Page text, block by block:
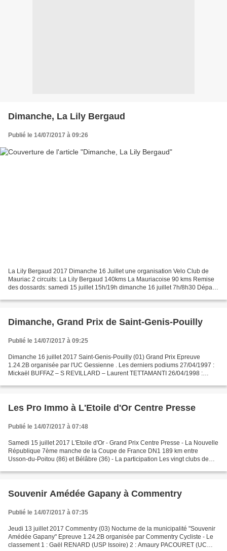
Dimanche, La Lily Bergaud
Publié le 14/07/2017 à 09:26
La Lily Bergaud 2017 Dimanche 16 Juillet une organisation Velo Club de
Mauriac 2 circuits: La Lily Bergaud 140kms La Mauriacoise 90 kms Remise
des dossards: samedi 15 juillet 15h/19h dimanche 16 juillet 7h/8h30 Départ :
Dimanche, Grand Prix de Saint-Genis-Pouilly
Publié le 14/07/2017 à 09:25
Dimanche 16 juillet 2017 Saint-Genis-Pouilly (01) Grand Prix Epreuve
1.24.2B organisée par l'UC Gessienne . Les derniers podiums 27/04/1997 :
Mickaël BUFFAZ – S REVILLARD – Laurent TETTAMANTI 26/04/1998 :
Les Pro Immo à L'Etoile d'Or Centre Presse
Publié le 14/07/2017 à 07:48
Samedi 15 juillet 2017 L'Etoile d'Or - Grand Prix Centre Presse - La Nouvelle
République 7ème manche de la Coupe de France DN1 189 km entre
Usson-du-Poitou (86) et Bélâbre (36) - La participation Les vingt clubs de
Souvenir Amédée Gapany à Commentry
Publié le 14/07/2017 à 07:35
Jeudi 13 juillet 2017 Commentry (03) Nocturne de la municipalité "Souvenir
Amédée Gapany" Epreuve 1.24.2B organisée par Commentry Cycliste - Le
classement 1 : Gaël RENARD (USP Issoire) 2 : Amaury PACOURET (UC